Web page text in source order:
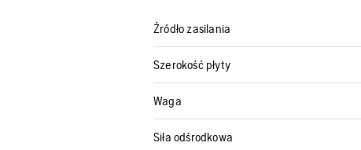
Źródło zasilania
Szerokość płyty
Waga
Siła odśrodkowa